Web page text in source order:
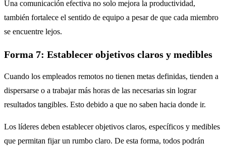
Una comunicación efectiva no solo mejora la productividad,
también fortalece el sentido de equipo a pesar de que cada miembro
se encuentre lejos.
Forma 7: Establecer objetivos claros y medibles
Cuando los empleados remotos no tienen metas definidas, tienden a
dispersarse o a trabajar más horas de las necesarias sin lograr
resultados tangibles. Esto debido a que no saben hacia donde ir.
Los líderes deben establecer objetivos claros, específicos y medibles
que permitan fijar un rumbo claro. De esta forma, todos podrán